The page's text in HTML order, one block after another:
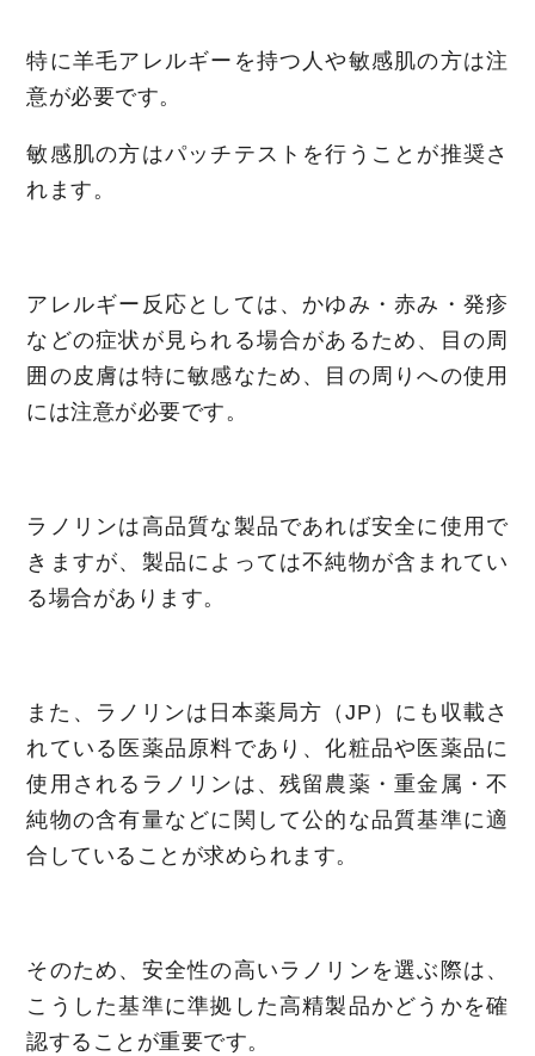
特に羊毛アレルギーを持つ人や敏感肌の方は注
意が必要です。
敏感肌の方はパッチテストを行うことが推奨さ
れます。
アレルギー反応としては、かゆみ・赤み・発疹
などの症状が見られる場合があるため、目の周
囲の皮膚は特に敏感なため、目の周りへの使用
には注意が必要です。
ラノリンは高品質な製品であれば安全に使用で
きますが、製品によっては不純物が含まれてい
る場合があります。
また、ラノリンは日本薬局方（JP）にも収載さ
れている医薬品原料であり、化粧品や医薬品に
使用されるラノリンは、残留農薬・重金属・不
純物の含有量などに関して公的な品質基準に適
合していることが求められます。
そのため、安全性の高いラノリンを選ぶ際は、
こうした基準に準拠した高精製品かどうかを確
認することが重要です。